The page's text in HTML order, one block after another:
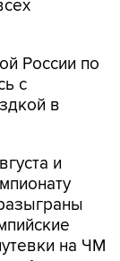
России по
в
и
на ЧМ
бороться